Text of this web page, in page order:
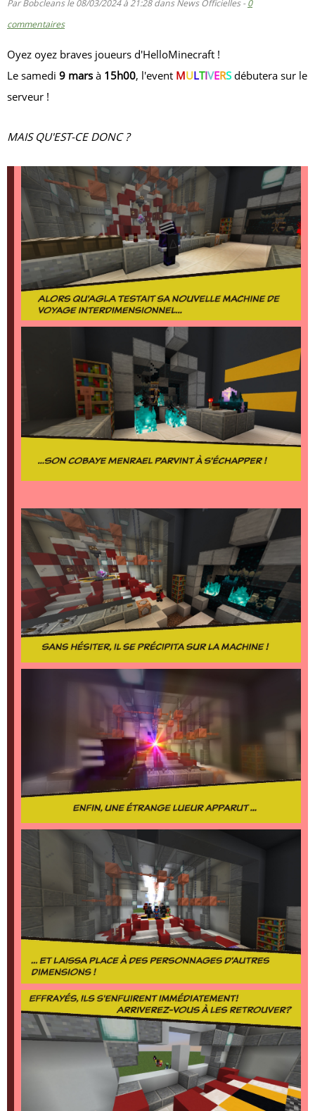
Par Bobcleans le 08/03/2024 à 21:28 dans News Officielles -0
commentaires
Oyez oyez braves joueurs d'HelloMinecraft !
Le samedi 9 mars à 15h00, l'event MULTIVERS débutera sur le
serveur !
MAIS QU'EST-CE DONC ?